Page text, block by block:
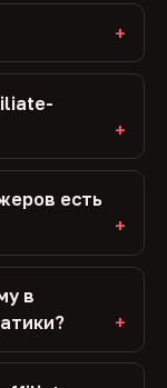
есть
в